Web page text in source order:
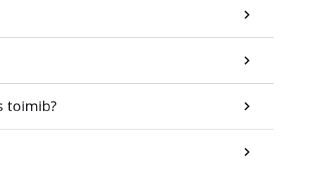
toimib?